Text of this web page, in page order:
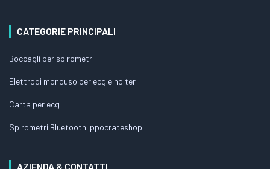
CATEGORIE PRINCIPALI
Boccagli per spirometri
Elettrodi monouso per ecg e holter
Carta per ecg
Spirometri Bluetooth Ippocrateshop
AZIENDA & CONTATTI